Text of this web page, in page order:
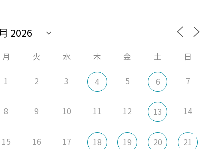
月 火 水 木 金 土 日
1 2 3 4 5 6 7
8 9 10 11 12 13 14
15 16 17 18 19 20 21